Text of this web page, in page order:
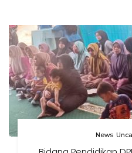
News